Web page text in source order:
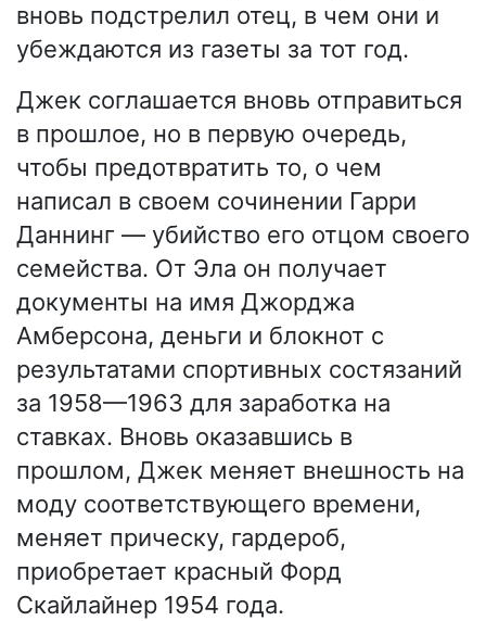
вновь подстрелил отец, в чем они и
убеждаются из газеты за тот год.
Джек соглашается вновь отправиться
в прошлое, но в первую очередь,
чтобы предотвратить то, о чем
написал в своем сочинении Гарри
Даннинг — убийство его отцом своего
семейства. От Эла он получает
документы на имя Джорджа
Амберсона, деньги и блокнот с
результатами спортивных состязаний
за 1958—1963 для заработка на
ставках. Вновь оказавшись в
прошлом, Джек меняет внешность на
моду соответствующего времени,
меняет прическу, гардероб,
приобретает красный Форд
Скайлайнер 1954 года.